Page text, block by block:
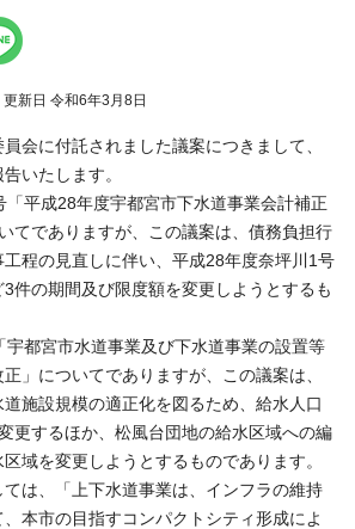
新日 令和6年3月8日
会に付託されました議案につきまして、
いたします。
平成28年度宇都宮市下水道事業会計補正
てでありますが、この議案は、債務負担行
程の見直しに伴い、平成28年度奈坪川1号
件の期間及び限度額を変更しようとするも
都宮市水道事業及び下水道事業の設置等
」についてでありますが、この議案は、
施設規模の適正化を図るため、給水人口
更するほか、松風台団地の給水区域への編
域を変更しようとするものであります。
は、「上下水道事業は、インフラの維持
本市の目指すコンパクトシティ形成によ